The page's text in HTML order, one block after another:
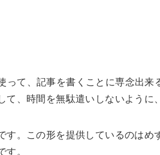
て、記事を書くことに専念出
、時間を無駄遣いしないように
す。この形を提供しているのは
。